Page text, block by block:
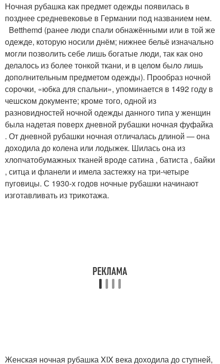
Ночная рубашка как предмет одежды появилась в
позднее средневековье в Германии под названием нем.
Betthemd (ранее люди спали обнажёнными или в той же
одежде, которую носили днём; нижнее бельё изначально
могли позволить себе лишь богатые люди, так как оно
делалось из более тонкой ткани, и в целом было лишь
дополнительным предметом одежды). Прообраз ночной
сорочки, «юбка для спальни», упоминается в 1492 году в
чешском документе; кроме того, одной из
разновидностей ночной одежды данного типа у женщин
была надетая поверх дневной рубашки ночная фуфайка
. От дневной рубашки ночная отличалась длиной — она
доходила до колена или лодыжек. Шилась она из
хлопчатобумажных тканей вроде сатина , батиста , байки
, ситца и фланели и имела застежку на три-четыре
пуговицы. С 1930-х годов ночные рубашки начинают
изготавливать из трикотажа.
Женская ночная рубашка XIX века доходила до ступней,